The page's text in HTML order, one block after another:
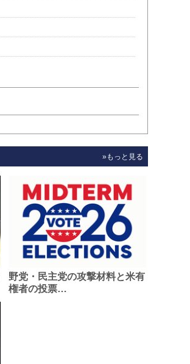
»もっと見る
野党・民主党の攻撃材料と米有
権者の投票…